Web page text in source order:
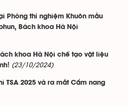
Phòng thí nghiệm Khuôn mẫu
Bách khoa Hà Nội
khoa Hà Nội chế tạo vật liệu
(23/10/2024)
TSA 2025 và ra mắt Cẩm nang